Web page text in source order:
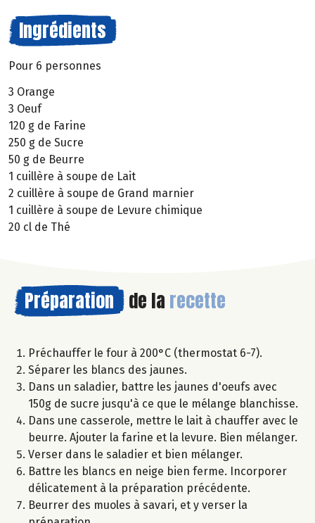
Ingrédients
Pour 6 personnes
3 Orange
3 Oeuf
120 g de Farine
250 g de Sucre
50 g de Beurre
1 cuillère à soupe de Lait
2 cuillère à soupe de Grand marnier
1 cuillère à soupe de Levure chimique
20 cl de Thé
Préparation de la recette
Préchauffer le four à 200°C (thermostat 6-7).
Séparer les blancs des jaunes.
Dans un saladier, battre les jaunes d'oeufs avec
150g de sucre jusqu'à ce que le mélange blanchisse.
Dans une casserole, mettre le lait à chauffer avec le
beurre. Ajouter la farine et la levure. Bien mélanger.
Verser dans le saladier et bien mélanger.
Battre les blancs en neige bien ferme. Incorporer
délicatement à la préparation précédente.
Beurrer des muoles à savari, et y verser la